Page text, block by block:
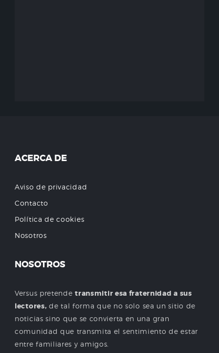
ACERCA DE
Aviso de privacidad
Contacto
Política de cookies
Nosotros
NOSOTROS
Versus pretendetransmitir esa fraternidad a sus
lectores, de tal forma que no solo sea un sitio de
noticias sino que se convierta en una gran
comunidad que transmita el sentimiento de estar
entre familiares y amigos.